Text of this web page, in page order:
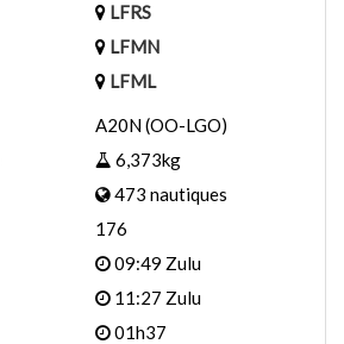
LFRS
LFMN
LFML
A20N (OO-LGO)
6,373kg
473 nautiques
176
09:49 Zulu
11:27 Zulu
01h37